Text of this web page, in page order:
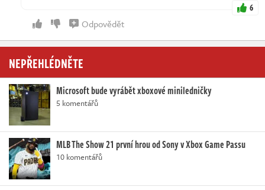
6
Odpovědět
NEPŘEHLÉDNĚTE
Microsoft bude vyrábět xboxové miniledničky
5 komentářů
MLB The Show 21 první hrou od Sony v Xbox Game Passu
10 komentářů